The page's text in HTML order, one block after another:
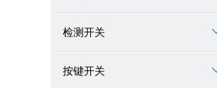
检测开关
按键开关